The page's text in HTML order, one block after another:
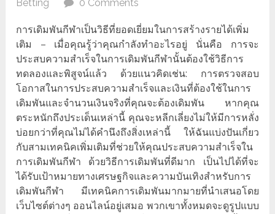
Betting
0 Comments
การเดิมพันกีฬาเป็นวิธีที่ยอดเยี่ยมในการสร้างรายได้เพิ่ม
เติม – เมื่อคุณรู้ว่าคุณกำลังทำอะไรอยู่ นั่นคือ การจะ
ประสบความสำเร็จในการเดิมพันกีฬานั้นต้องใช้วิธีการ
ทดลองและพิสูจน์แล้ว ด้วยแนวคิดเช่น: การตรวจสอบ
โอกาสในการประสบความสำเร็จและเงินที่ต้องใช้ในการ
เดิมพันและจำนวนเงินจริงที่คุณจะต้องเดิมพัน หากคุณ
ตระหนักถึงประเด็นเหล่านี้ คุณจะหลีกเลี่ยงไม่ให้มีการหลั่ง
บ่อยกว่าที่คุณไม่ได้คำนึงถึงสิ่งเหล่านี้ ให้ฉันแบ่งปันเกี่ยว
กับสามเทคนิคเพิ่มเติมที่ช่วยให้คุณประสบความสำเร็จใน
การเดิมพันกีฬา ด้วยวิธีการเดิมพันที่ดีมาก เป็นไปได้ที่จะ
ได้รับเป้าหมายทางเศรษฐกิจและความบันเทิงสำหรับการ
เดิมพันกีฬา มีเทคนิคการเดิมพันมากมายที่นำเสนอโดย
เว็บไซต์ต่างๆ ออนไลน์อยู่เสมอ พวกเขาทั้งหมดจะดูรูปแบบ